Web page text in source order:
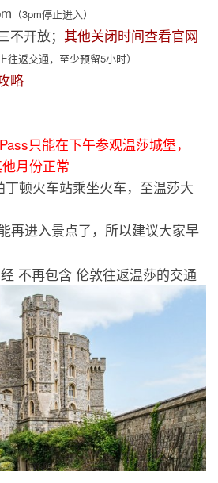
（3pm停止进入）
开放； 其他关闭时间查看官网
上往返交通，至少预留5小时）
略
只能在下午参观温莎城堡，
月份正常
丁顿火车站乘坐火车，至温莎大
再进入景点了，所以建议大家早
不再包含 伦敦往返温莎的交通